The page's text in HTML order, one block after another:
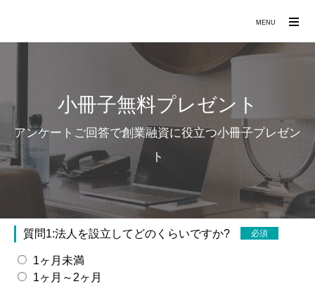
小冊子無料プレゼント
アンケートご回答で創業融資に役立つ小冊子プレゼン
ト
質問1:法人を設立してどのくらいですか? 必須
1ヶ月未満
1ヶ月～2ヶ月
MENU